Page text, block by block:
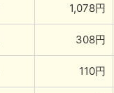
1,078円
308円
110円